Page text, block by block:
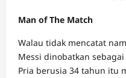
Man of The Match
Walau tidak mencatat
Messi dinobatkan
Pria berusia 34 tahun itu